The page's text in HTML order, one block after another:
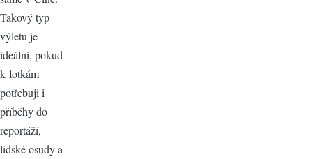
Takový typ
výletu je
ideální, pokud
k fotkám
potřebuji i
příběhy do
reportáží,
lidské osudy a